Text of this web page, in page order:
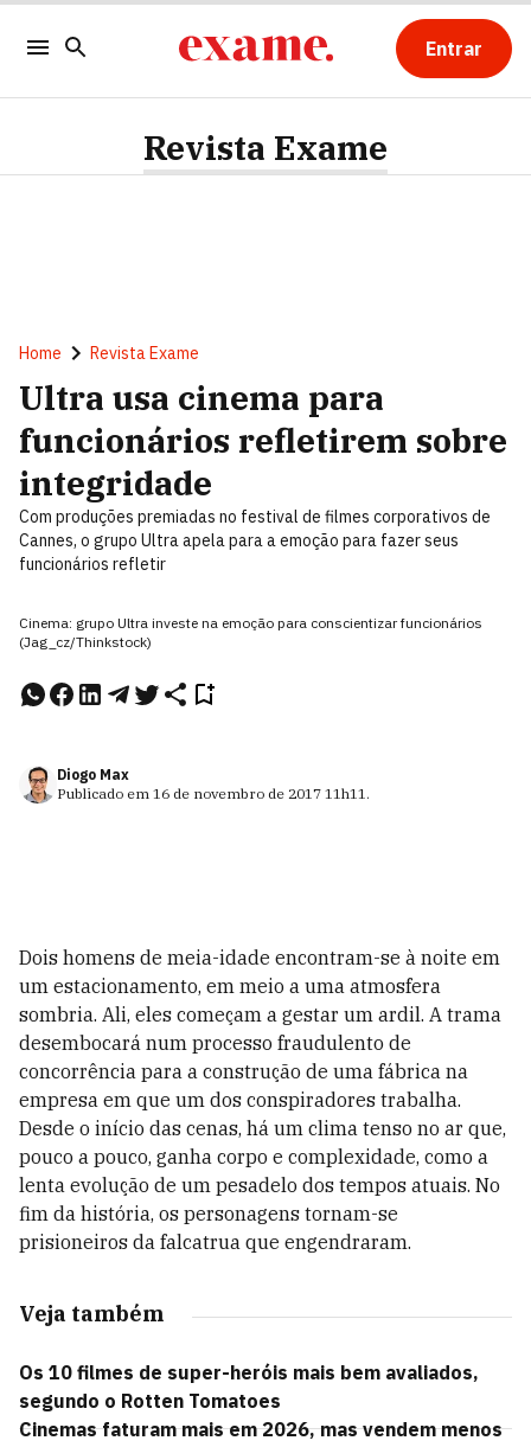
Entrar
Revista Exame
Home Revista Exame
Ultra usa cinema para
funcionários refletirem sobre
integridade
Com produções premiadas no festival de filmes corporativos de
Cannes, o grupo Ultra apela para a emoção para fazer seus
funcionários refletir
Cinema: grupo Ultra investe na emoção para conscientizar funcionários
(Jag_cz/Thinkstock)
Diogo Max
Publicado em 16 de novembro de 2017 11h11.
Dois homens de meia-idade encontram-se à noite em
um estacionamento, em meio a uma atmosfera
sombria. Ali, eles começam a gestar um ardil. A trama
desembocará num processo fraudulento de
concorrência para a construção de uma fábrica na
empresa em que um dos conspiradores trabalha.
Desde o início das cenas, há um clima tenso no ar que,
pouco a pouco, ganha corpo e complexidade, como a
lenta evolução de um pesadelo dos tempos atuais. No
fim da história, os personagens tornam-se
prisioneiros da falcatrua que engendraram.
Veja também
Os 10 filmes de super-heróis mais bem avaliados,
segundo o Rotten Tomatoes
Cinemas faturam mais em 2026, mas vendem menos